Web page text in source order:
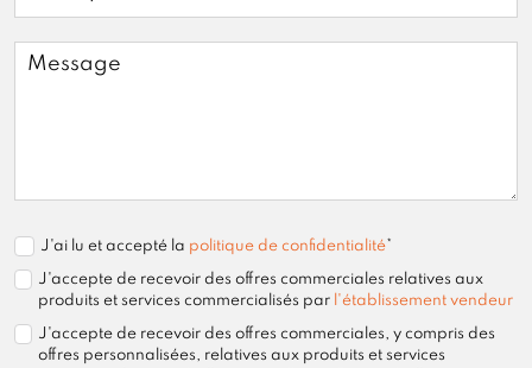
J'ai lu et accepté la politique de confidentialité
J'accepte de recevoir des offres commerciales relatives aux
produits et services commercialisés par l'établissement vendeur
J'accepte de recevoir des offres commerciales, y compris des
offres personnalisées, relatives aux produits et services